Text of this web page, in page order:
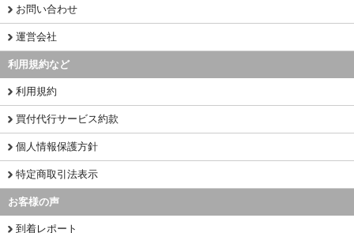
お問い合わせ
運営会社
利用規約など
利用規約
買付代行サービス約款
個人情報保護方針
特定商取引法表示
お客様の声
到着レポート